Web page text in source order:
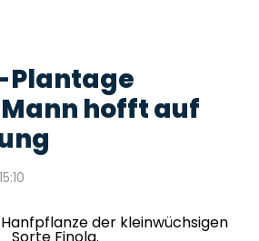
Plantage
hofft auf